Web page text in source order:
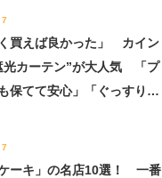
7
く買えば良かった」 カイン
光カーテン”が大人気 「プ
保てて安心」「ぐっすり眠
7
ーキ」の名店10選！ 一番